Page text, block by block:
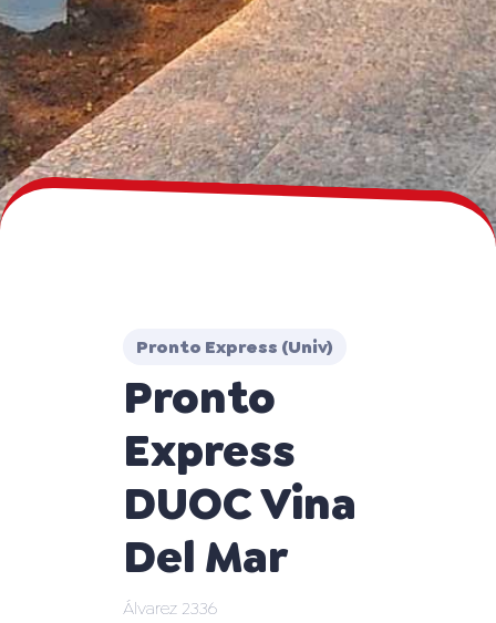
Pronto Express (Univ)
Pronto
Express
DUOC Vina
Del Mar
Álvarez 2336